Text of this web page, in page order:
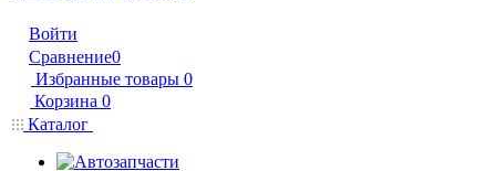
Войти
Сравнение0
Избранные товары 0
Корзина 0
Каталог